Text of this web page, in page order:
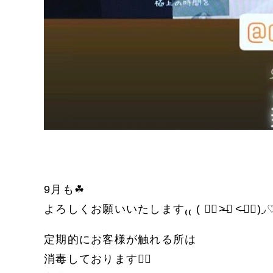
9月も☘
よろしくお願いいたします₍₍ ( ๑॔˃̶◡ ˂̶๑॓
定期的にお客様が触れる所は
消毒しております👌🏻